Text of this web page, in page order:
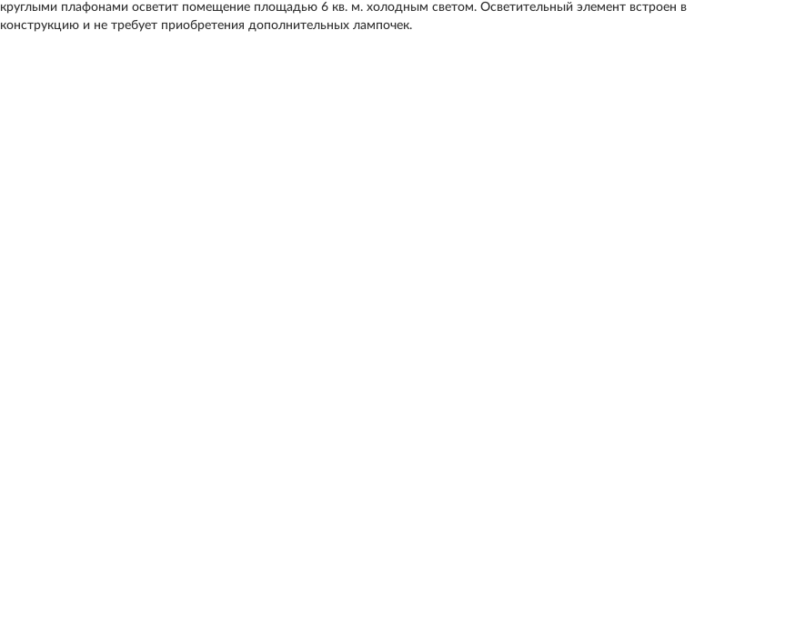
круглыми плафонами осветит помещение площадью 6 кв. м. холодным светом. Осветительный элемент встроен в
конструкцию и не требует приобретения дополнительных лампочек.